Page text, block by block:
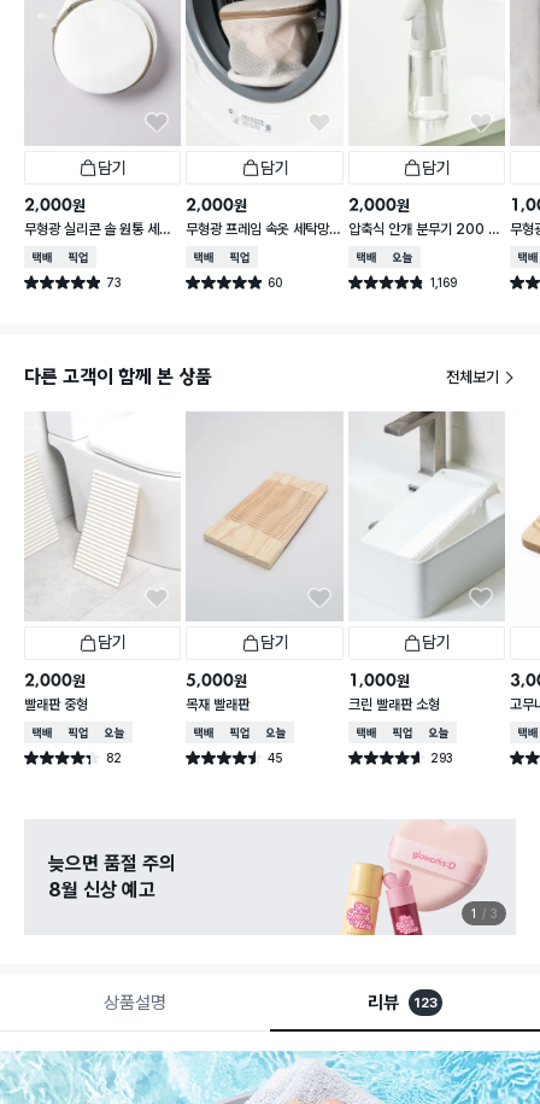
담기
2,000원
무형광 실리콘 솔 원통 세탁
망 18 X 18 X 15 cm
택배배송매장픽업
별점 4.9점 73
건 작성
담기
2,000원
무형광 프레임 속옷 세탁망 1
6 X 16 X 15 cm
택배배송매장픽업
별점 4.9점 60
건 작성
담기
2,000원
압축식 안개 분무기 200 m
택배배송오늘배송
별점 4.8점 1,169
건 작성
무형
택배
별점
다른 고객이 함께 본 상품 전체보기
담기
2,000원
빨래판 중형
택배배송매장픽업오늘배송
별점 4.3점 82
건 작성
담기
5,000원
목재 빨래판
택배배송매장픽업오늘배송
별점 4.5점 45
건 작성
담기
1,000원
크린 빨래판 소형
택배배송매장픽업오늘배송
별점 4.6점 293
건 작성
고무
택배
별점
늦으면 품절 주의
8월 신상 예고
1 3
상품설명 리뷰 123